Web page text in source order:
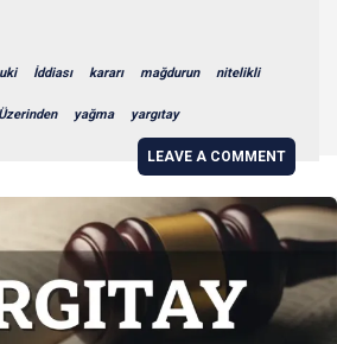
İddiası kararı mağdurun nitelikli
Üzerinden yağma yargıtay
LEAVE A COMMENT